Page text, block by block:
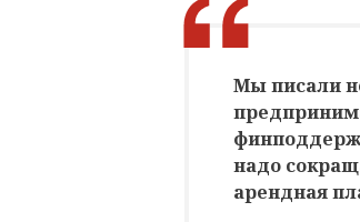
Мы писали
надо
арендная